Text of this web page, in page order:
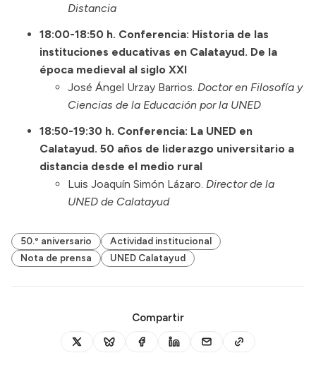
Distancia
18:00-18:50 h. Conferencia: Historia de las
instituciones educativas en Calatayud. De la
época medieval al siglo XXI
José Ángel Urzay Barrios. Doctor en Filosofía y
Ciencias de la Educación por la UNED
18:50-19:30 h. Conferencia: La UNED en
Calatayud. 50 años de liderazgo universitario a
distancia desde el medio rural
Luis Joaquín Simón Lázaro. Director de la
UNED de Calatayud
50.º aniversario
Actividad institucional
Nota de prensa
UNED Calatayud
Compartir